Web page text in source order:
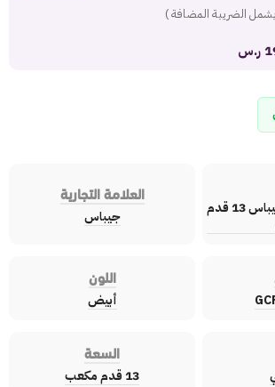
الضريبة المضافة )
فريزر سطحي أرضي جيباس 13 قدم
العلامة التجارية
جيباس
اللون
أبيض
السعة
13 قدم مكعب